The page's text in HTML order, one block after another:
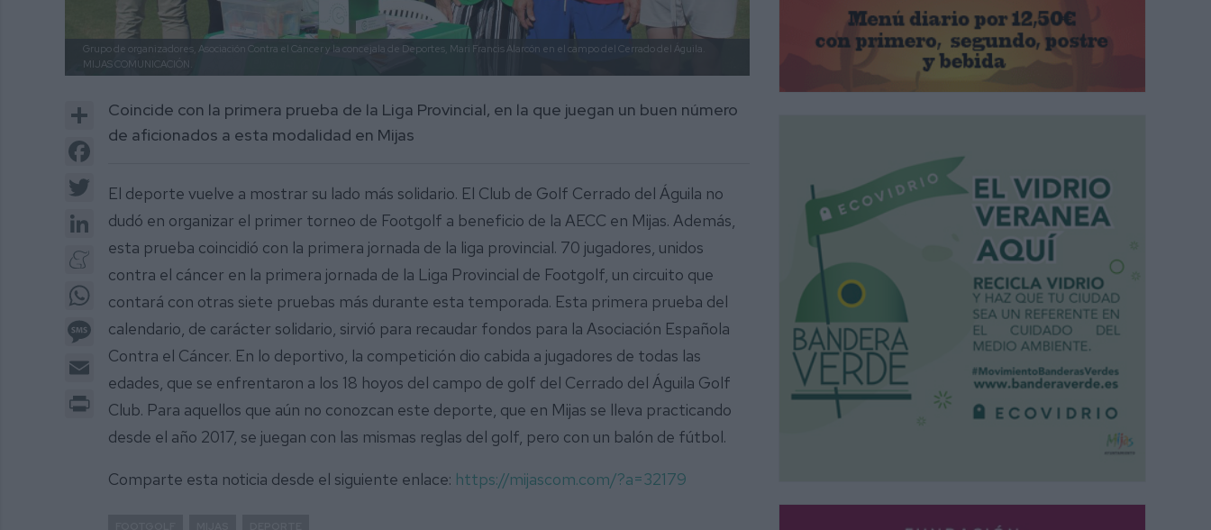
Grupo de organizadores, Asociación Contra el Cáncer y la concejala de Deportes, Mari Francis Alarcón en el campo del Cerrado del Águila.
MIJAS COMUNICACIÓN.
Share
Facebook
LinkedIn
Meneame
Message
Email
Coincide con la primera prueba de la Liga Provincial, en la que juegan un buen número
de aficionados a esta modalidad en Mijas
El deporte vuelve a mostrar su lado más solidario. El Club de Golf Cerrado del Águila no
dudó en organizar el primer torneo de Footgolf a beneficio de la AECC en Mijas. Además,
esta prueba coincidió con la primera jornada de la liga provincial. 70 jugadores, unidos
contra el cáncer en la primera jornada de la Liga Provincial de Footgolf, un circuito que
contará con otras siete pruebas más durante esta temporada. Esta primera prueba del
calendario, de carácter solidario, sirvió para recaudar fondos para la Asociación Española
Contra el Cáncer. En lo deportivo, la competición dio cabida a jugadores de todas las
edades, que se enfrentaron a los 18 hoyos del campo de golf del Cerrado del Águila Golf
Club. Para aquellos que aún no conozcan este deporte, que en Mijas se lleva practicando
desde el año 2017, se juegan con las mismas reglas del golf, pero con un balón de fútbol.
Comparte esta noticia desde el siguiente enlace: https://mijascom.com/?a=32179